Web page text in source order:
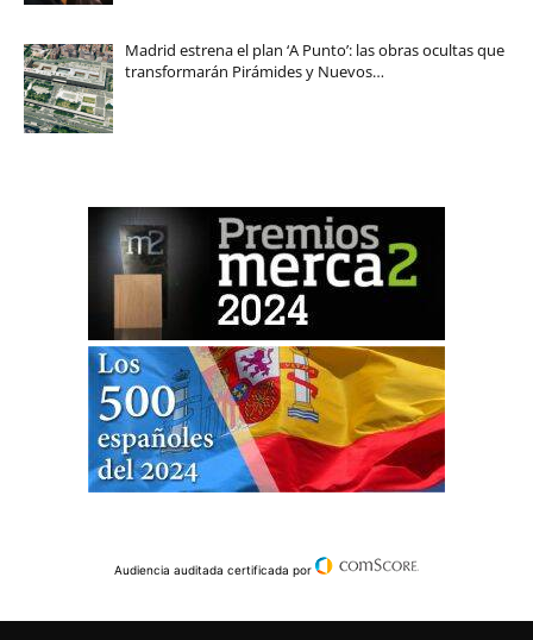
Madrid estrena el plan ‘A Punto’: las obras ocultas que
transformarán Pirámides y Nuevos…
Audiencia auditada certificada por